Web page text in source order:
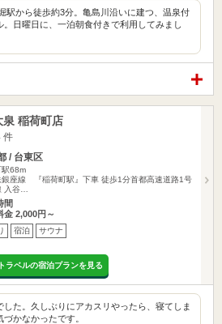
駅から徒歩約3分。亀島川沿いに建つ、温泉付
。日曜日に、一泊朝食付きで利用してみまし
稲荷町店
件
/ 台東区
駅68m
銀座線 『稲荷町駅』下車 徒歩1分首都高速道路1号
入谷…
間
金 2,000円～
宿泊 サウナ
ラベルの宿泊プランを見る
した。久しぶりにアカスリやったら、寝てしま
かなかったです。